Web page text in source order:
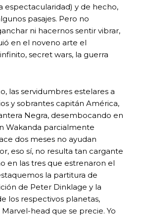
espectacularidad) y de hecho,
pasajes. Pero no
ni hacernos sentir vibrar,
en el noveno arte el
secret wars, la guerra
las servidumbres estelares a
y sobrantes capitán América,
Negra, desembocando en
Wakanda parcialmente
dos meses no ayudan
eso sí, no resulta tan cargante
en las tres que estrenaron el
la partitura de
de Peter Dinklage y la
los respectivos planetas,
head que se precie. Yo